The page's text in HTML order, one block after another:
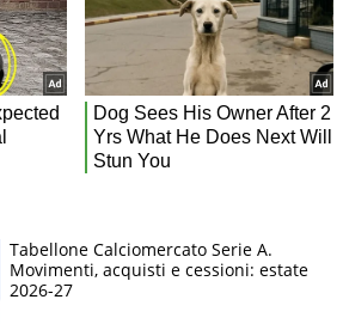
Tabellone Calciomercato Serie A.
Movimenti, acquisti e cessioni: estate
2026-27